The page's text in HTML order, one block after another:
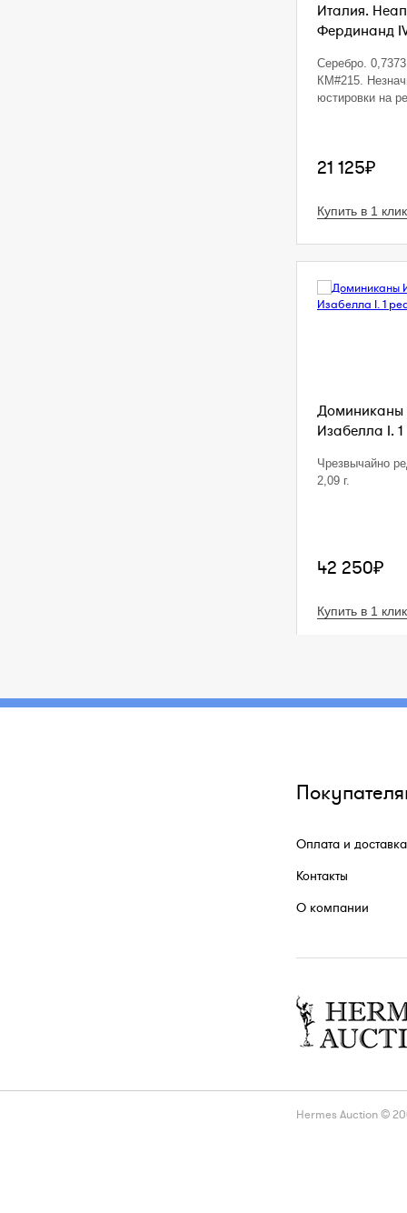
Италия.
Фердинанд
Серебро.
КМ#215.
юстировки на
21 125₽
Купить в 1 клик
Доминиканы
Изабелла I. 1
Чрезвычайно
2,09 г.
42 250₽
Купить в 1 клик
Оплата и доставка
Контакты
О компании
Hermes Auction ©